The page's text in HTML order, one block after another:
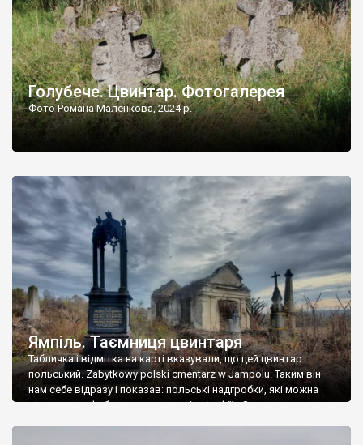
Голубече. Цвинтар. Фотогалерея
Фото Романа Маленкова, 2024 р.
Ямпіль. Таємниця цвинтаря
Табличка і відмітка на карті вказували, що цей цвинтар
польський. Zabytkowy polski cmentarz w Jampolu. Таким він
нам себе відразу і показав: польські надгробки, які можна
віднести до фабричних, польські епітафії… Загалом цвинтар